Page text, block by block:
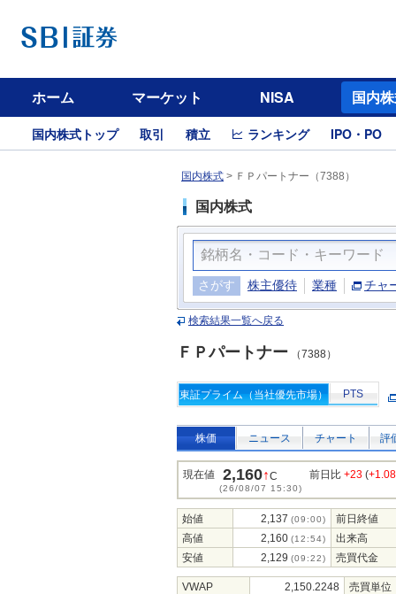
ホーム マーケット NISA 国内
国内株式トップ 取引 積立 ランキング IPO・PO
国内株式 > ＦＰパートナー（7388）
国内株式
さがす 株主優待 業種 チャ
検索結果一覧へ戻る
ＦＰパートナー （7388）
東証プライム（当社優先市場） PTS
株価 ニュース チャート 評
現在値 2,160↑C
(26/08/07 15:30)
前日比 +23 (
始値 2,137 (09:00)
前日終値
高値
2,160 (12:54)
出来高
安値
2,129 (09:22) 売買代金
VWAP 2,150.2248 売買単位